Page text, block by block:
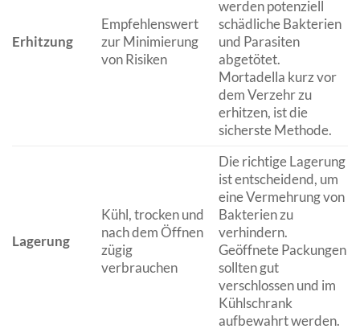
Erhitzung
Empfehlenswert
zur Minimierung
von Risiken
werden potenziell
schädliche Bakterien
und Parasiten
abgetötet.
Mortadella kurz vor
dem Verzehr zu
erhitzen, ist die
sicherste Methode.
Lagerung
Kühl, trocken und
nach dem Öffnen
zügig
verbrauchen
Die richtige Lagerung
ist entscheidend, um
eine Vermehrung von
Bakterien zu
verhindern.
Geöffnete Packungen
sollten gut
verschlossen und im
Kühlschrank
aufbewahrt werden.